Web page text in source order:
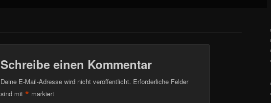
Schreibe einen Kommentar
Deine E-Mail-Adresse wird nicht veröffentlicht. Erforderliche Felder
sind mit * markiert